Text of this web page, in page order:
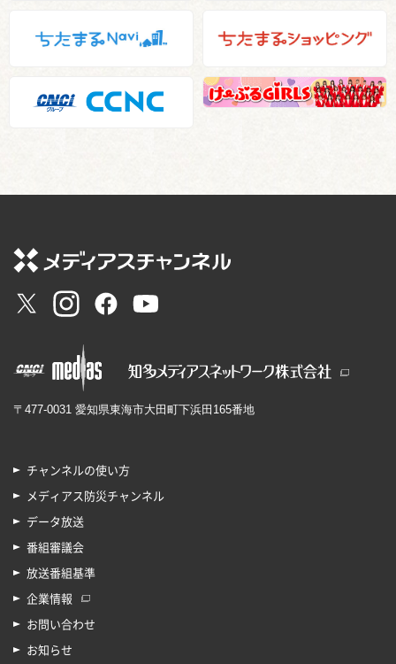
〒477-0031 愛知県東海市大田町下浜田165番地
チャンネルの使い方
メディアス防災チャンネル
データ放送
番組審議会
放送番組基準
企業情報
お問い合わせ
お知らせ